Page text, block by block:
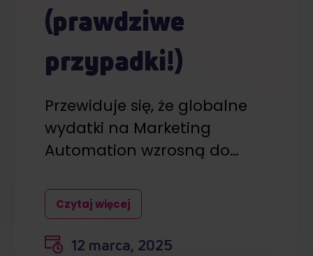
(prawdziwe
przypadki!)
Przewiduje się, że globalne
wydatki na Marketing
Automation wzrosną do…
Czytaj więcej
12 marca, 2025